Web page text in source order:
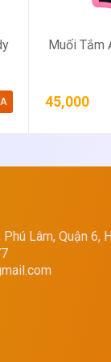
Muối Tắm
45,000
Lâm, Quận 6,